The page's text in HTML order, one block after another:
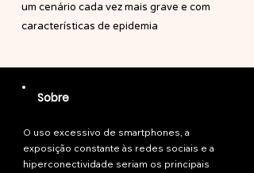
um cenário cada vez mais grave e com
características de epidemia
Sobre
O uso excessivo de smartphones, a
exposição constante às redes sociais e a
hiperconectividade seriam os principais